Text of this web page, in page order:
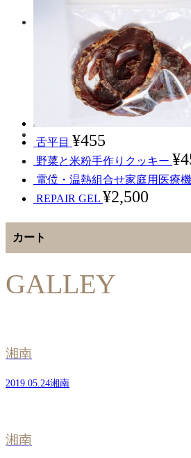
舌平目 ¥455
野菜と米粉手作りクッキー ¥
電位・温熱組合せ家庭用医療
REPAIR GEL ¥2,500
カート
GALLEY
湘南
2019.05.24湘南
湘南